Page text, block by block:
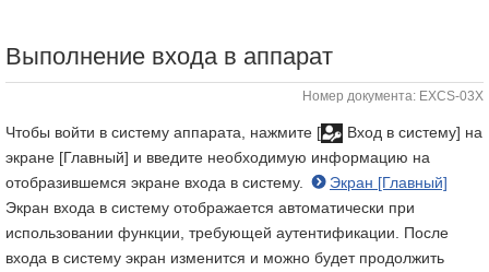
Выполнение входа в аппарат
Номер документа: EXCS-03X
Чтобы войти в систему аппарата, нажмите [
Вход в систему] на
экране [Главный] и введите необходимую информацию на
отобразившемся экране входа в систему.
Экран [Главный]
Экран входа в систему отображается автоматически при
использовании функции, требующей аутентификации. После
входа в систему экран изменится и можно будет продолжить